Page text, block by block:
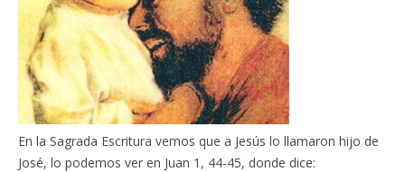
En la Sagrada Escritura vemos que a Jesús lo llamaron hijo de
José, lo podemos ver en Juan 1, 44-45, donde dice: